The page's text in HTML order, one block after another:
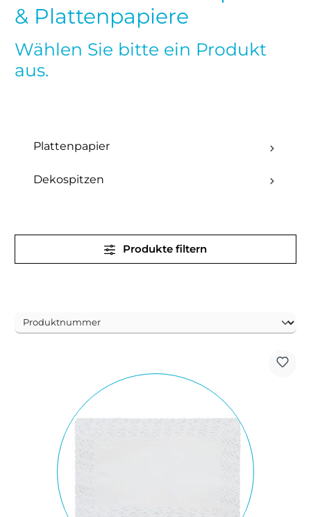
& Plattenpapiere
Wählen Sie bitte ein Produkt
aus.
Plattenpapier
Dekospitzen
Produkte filtern